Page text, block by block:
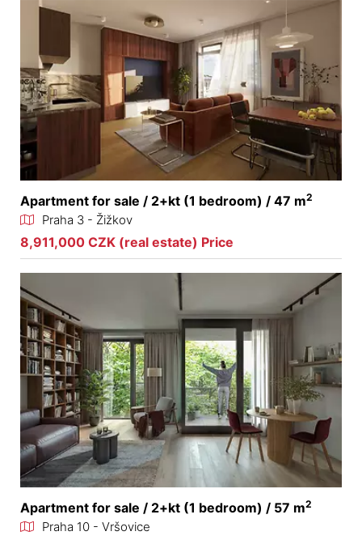
Apartment for sale / 2+kt (1 bedroom) / 47 m2
Praha 3 - Žižkov
8,911,000 CZK (real estate) Price
Apartment for sale / 2+kt (1 bedroom) / 57 m2
Praha 10 - Vršovice